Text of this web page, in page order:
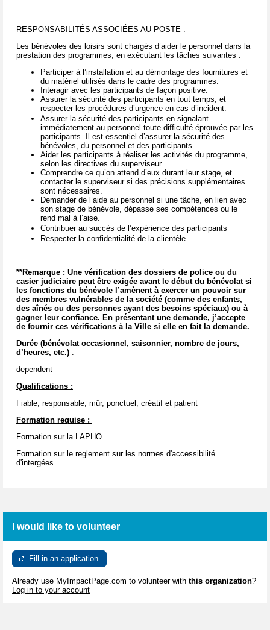
RESPONSABILITÉS ASSOCIÉES AU POSTE :
Les bénévoles des loisirs sont chargés d’aider le personnel dans la
prestation des programmes, en exécutant les tâches suivantes :
Participer à l’installation et au démontage des fournitures et
du matériel utilisés dans le cadre des programmes.
Interagir avec les participants de façon positive.
Assurer la sécurité des participants en tout temps, et
respecter les procédures d’urgence en cas d’incident.
Assurer la sécurité des participants en signalant
immédiatement au personnel toute difficulté éprouvée par les
participants. Il est essentiel d’assurer la sécurité des
bénévoles, du personnel et des participants.
Aider les participants à réaliser les activités du programme,
selon les directives du superviseur
Comprendre ce qu’on attend d’eux durant leur stage, et
contacter le superviseur si des précisions supplémentaires
sont nécessaires.
Demander de l’aide au personnel si une tâche, en lien avec
son stage de bénévole, dépasse ses compétences ou le
rend mal à l’aise.
Contribuer au succès de l’expérience des participants
Respecter la confidentialité de la clientèle.
**Remarque : Une vérification des dossiers de police ou du
casier judiciaire peut être exigée avant le début du bénévolat si
les fonctions du bénévole l’amènent à exercer un pouvoir sur
des membres vulnérables de la société (comme des enfants,
des aînés ou des personnes ayant des besoins spéciaux) ou à
gagner leur confiance. En présentant une demande, j’accepte
de fournir ces vérifications à la Ville si elle en fait la demande.
Durée (bénévolat occasionnel, saisonnier, nombre de jours,
d’heures, etc.) :
dependent
Qualifications :
Fiable, responsable, mûr, ponctuel, créatif et patient
Formation requise :
Formation sur la LAPHO
Formation sur le reglement sur les normes d'accessibilité
d'intergées
I would like to volunteer
Fill in an application
Already use MyImpactPage.com to volunteer with this organization?
Log in to your account